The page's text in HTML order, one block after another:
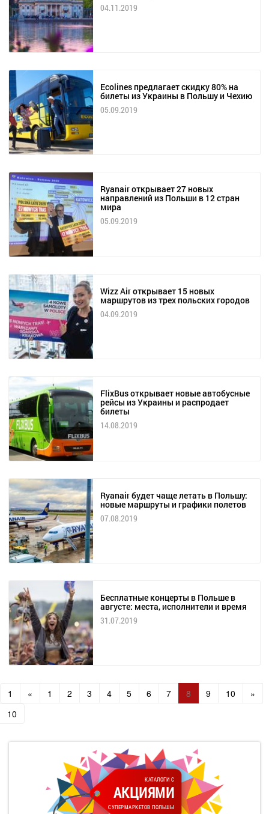
04.11.2019
Ecolines предлагает скидку 80% на
билеты из Украины в Польшу и Чехию
05.09.2019
Ryanair открывает 27 новых
направлений из Польши в 12 стран
мира
05.09.2019
Wizz Air открывает 15 новых
маршрутов из трех польских городов
04.09.2019
FlixBus открывает новые автобусные
рейсы из Украины и распродает
билеты
14.08.2019
Ryanair будет чаще летать в Польшу:
новые маршруты и графики полетов
07.08.2019
Бесплатные концерты в Польше в
августе: места, исполнители и время
31.07.2019
1 « 1 2 3 4 5 6 7 8 9 10
»
10
КАТАЛОГИ С
АКЦИЯМИ
СУПЕРМАРКЕТОВ ПОЛЬШЫ